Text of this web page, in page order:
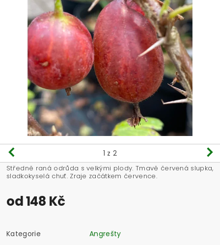
1 z 2
Středně raná odrůda s velkými plody. Tmavě červená slupka,
sladkokyselá chuť. Zraje začátkem července.
od 148 Kč
Kategorie
Angrešty